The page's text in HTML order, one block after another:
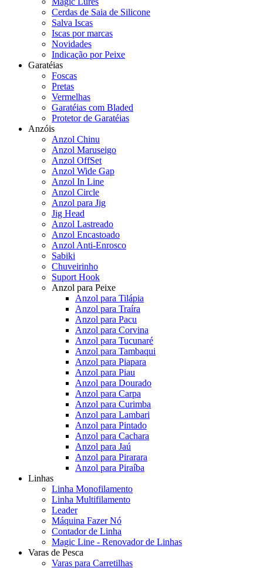
Cerdas de Saia de Silicone
Salva Iscas
Iscas por marcas
Novidades
Indicação por Peixe
Garatéias
Foscas
Pretas
Vermelhas
Garatéias com Bladed
Protetor de Garatéias
Anzóis
Anzol Chinu
Anzol Maruseigo
Anzol OffSet
Anzol Wide Gap
Anzol In Line
Anzol Circle
Anzol para Jig
Jig Head
Anzol Lastreado
Anzol Encastoado
Anzol Anti-Enrosco
Sabiki
Chuveirinho
Suport Hook
Anzol para Peixe
Anzol para Tilápia
Anzol para Traíra
Anzol para Pacu
Anzol para Corvina
Anzol para Tucunaré
Anzol para Tambaqui
Anzol para Piapara
Anzol para Piau
Anzol para Dourado
Anzol para Carpa
Anzol para Curimba
Anzol para Lambari
Anzol para Pintado
Anzol para Cachara
Anzol para Jaú
Anzol para Pirarara
Anzol para Piraíba
Linhas
Linha Monofilamento
Linha Multifilamento
Leader
Máquina Fazer Nó
Contador de Linha
Magic Line - Renovador de Linhas
Varas de Pesca
Varas para Carretilhas